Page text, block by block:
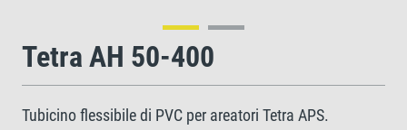
Tetra AH 50-400
Tubicino flessibile di PVC per areatori Tetra APS.